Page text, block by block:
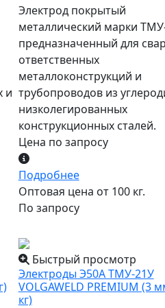
и
Электрод покрытый
металлический марки
предназначенный для
ответственных
металлоконструкций и
трубопроводов из
низколегированных
конструкционных сталей.
Цена по запросу
Подробнее
Оптовая цена от 100 кг.
По запросу
Быстрый просмотр
Электроды Э50А ТМУ-21У
VOLGAWELD PREMIUM (3
кг)